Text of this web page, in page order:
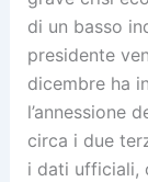
di un basso
presidente
dicembre ha
l’annessione
circa i due
i dati ufficiali,